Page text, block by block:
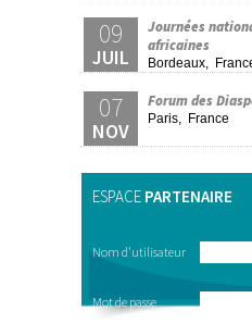
09
JUIL
Journées
africaines
Bordeaux,
07
NOV
Forum des
Paris, France
ESPACE PARTENAIRE
Nom d'utilisateur
Mot de passe